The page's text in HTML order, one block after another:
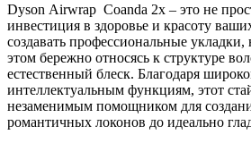
Dyson Airwrap Coanda 2x – это не
инвестиция в здоровье и красоту
создавать профессиональные
этом бережно относясь к структуре
естественный блеск. Благодаря
интеллектуальным функциям, этот
незаменимым помощником для
романтичных локонов до идеально